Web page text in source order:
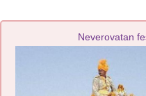
Neverovatan